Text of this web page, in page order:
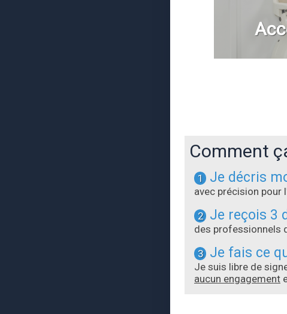
Comment
1 Je décris
avec précision pour
2 Je reçois 3
des professionnels
3 Je fais ce
Je suis libre de
aucun engagement